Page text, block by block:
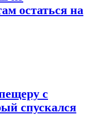
остаться на
с
спускался